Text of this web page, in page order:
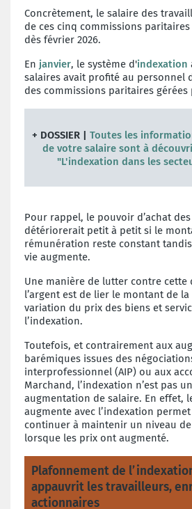
Concrètement, le salaire des
de ces cinq commissions paritaires
dès février 2026.
En janvier, le système d'indexation
salaires avait profité au personnel
des commissions paritaires gérées
+ DOSSIER | Toutes les
de votre salaire sont à
"L'indexation dans les
Pour rappel, le pouvoir d’achat
détériorerait petit à petit si le
rémunération reste constant
vie augmente.
Une manière de lutter contre cette
l’argent est de lier le montant de
variation du prix des biens et
l’indexation.
Toutefois, et contrairement aux
barémiques issues des
interprofessionnel (AIP) ou aux
Marchand, l’indexation n’est pas
augmentation de salaire. En effet,
augmente avec l’indexation
continuer à maintenir un niveau
lorsque les prix ont augmenté.
Plafonnement de
appauvrit les travailleurs,
actionnaires